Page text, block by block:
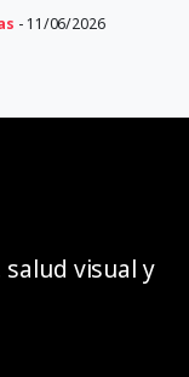
- 11/06/2026
visual y